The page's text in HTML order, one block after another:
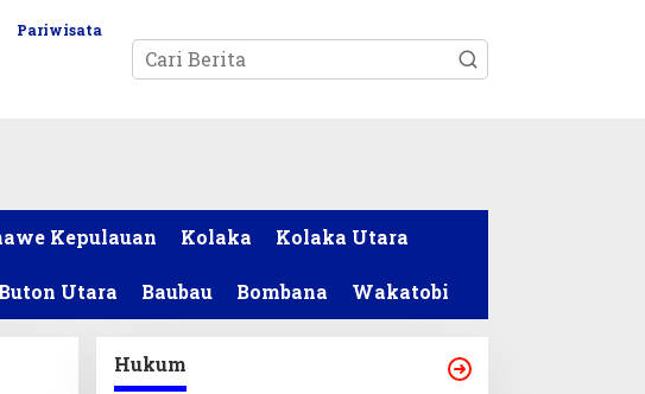
Pariwisata
Kepulauan Kolaka Kolaka Utara
Buton Utara Baubau Bombana Wakatobi
Hukum